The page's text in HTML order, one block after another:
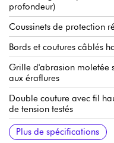
profondeur)
Coussinets de protection
Bords et coutures câblés
Grille d'abrasion moletée
aux éraflures
Double couture avec fil
de tension testés
Sangles de sac à dos
Poignée de tête en
Coussinets de protection
et chevalet
Poche extérieure pratique
Garantie à vie limitée
Plus de spécifications